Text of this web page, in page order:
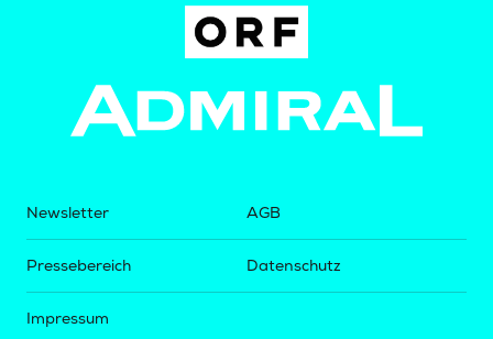
Newsletter
Pressebereich
Impressum
AGB
Datenschutz